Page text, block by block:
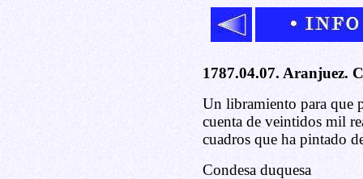
1787.04.07. Aranjuez.
Un libramiento para que
cuenta de veintidos mil
cuadros que ha pintado
Condesa duquesa